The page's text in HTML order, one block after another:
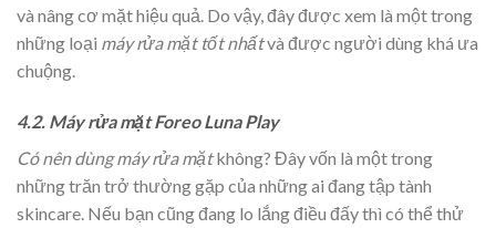
và nâng cơ mặt hiệu quả. Do vậy, đây được xem là một trong
những loại máy rửa mặt tốt nhấtvà được người dùng khá ưa
chuộng.
4.2. Máy rửa mặt Foreo Luna Play
Có nên dùng máy rửa mặtkhông? Đây vốn là một trong
những trăn trở thường gặp của những ai đang tập tành
skincare. Nếu bạn cũng đang lo lắng điều đấy thì có thể thử